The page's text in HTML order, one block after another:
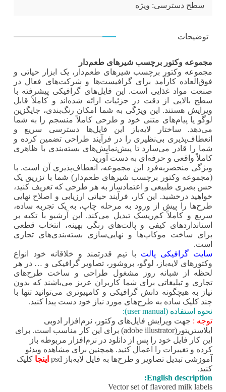
سطح دسترسی: ویژه
توضیحات
مجموعه وکتور برچسب شیرهای طعم‌دار
مجموعه وکتور برچسب شیرهای طعم‌دار، یک ابزار حیاتی و
فوق‌العاده کارآمد برای گرافیست‌ها و شرکت‌های فعال در
صنعت مواد غذایی است. این فایل‌های گرافیکی پیشرفته با
سطح بالایی از دقت در جزئیات ارائه شده‌اند و کاملاً قابل
ویرایش هستند. این ویژگی به شما امکان رنگ‌بندی، جایگزین
لوگو یا پیام‌های متنی خود و طرحی کاملاً منسجم را به شما
می‌دهد. ساختار لایه‌باز این فایل‌ها دسترسی سریع و
انعطاف‌پذیری بی‌نظیری را در فرآیند طراحی تضمین کرده و
شما را قادر می‌سازد تا پیش‌نمایش‌های بسته‌بندی با ظاهری
کاملاً واقعی و حرفه‌ای به دست آورید.
ویژگی منحصربه‌فرد این مجموعه، انعطاف‌پذیری آن است. با
(مجموعه وکتور برچسب شیرهای طعم‌دار) شما با تزریق یک
حس بصری طبیعی و اعتمادساز به هر طرحی که تعریف کنید،
خواهید درخشید. این کار، فرآیند حیاتی ارزیابی و اصلاح نهایی
طرح‌ها را پیش از ورود به مرحله چاپ، به یک تجربه ساده،
سریع و کاملاً کم‌ریسک تبدیل می‌کند. این آرشیو با تکیه بر
استانداردهای کیفی و پالت‌های رنگی بهینه، انتخاب قطعی
برای ساخت موکاپ‌ها و نهایی‌سازی بسته‌بندی‌های تجاری
است.
سایت گرافیکی پالت با تیم قدرتمند و خلاقانه خود انواع
وکتورهای لایه‌باز، لوگو، بروشور، تصاویر گرافیکی و … در هر
لحظه از شبانه روز مشغول طراحی و ساخت طرح‌های
تجاری و تبلیغاتی برای شما کاربران عزیز می‌باشند که بدون
نیاز به هیچگونه دانش گرافیکی و کامپیوتری می‌توانید تنها با
چند کلیک ساده به طرح‌های مورد نیاز خود دست پیدا کنید.
نحوه استفاده (user manual):
توجه : جهت ویرایش فایل‌های وکتور، نرم‌افزار ادوبی
ایلاستریتور(adobe illustrator) برای این کار مناسب است. برای
این کار فایل خود را پس از دانلود در نرم‌افزار مربوطه باز
کرده و تغییرات را اعمال کنید. همچنین برای مشاهده ویدئو
آموزشی تبدیل تصاویر و طرح‌ها به فایل لایه‌باز psd
اینجا کلیک
کنید.
English description:
Vector set of flavored milk labels